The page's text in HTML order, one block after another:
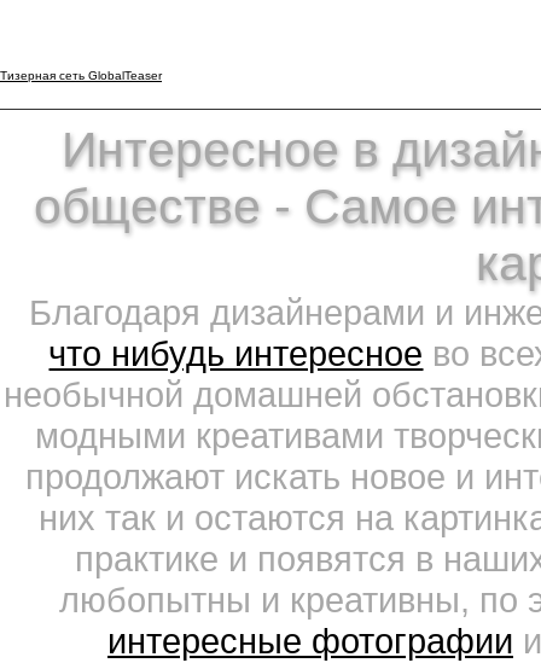
Тизерная сеть GlobalTeaser
Интересное в
обществе - Самое
Благодаря дизайнерами и
что нибудь интересное во
необычной домашней
модными креативами
продолжают искать новое и
них так и остаются на
практике и появятся в
любопытны и креативны, по
интересные фотографии